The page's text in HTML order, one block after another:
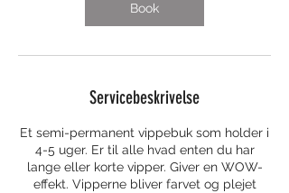
Book
Servicebeskrivelse
Et semi-permanent vippebuk som holder i
4-5 uger. Er til alle hvad enten du har
lange eller korte vipper. Giver en WOW-
effekt. Vipperne bliver farvet og plejet